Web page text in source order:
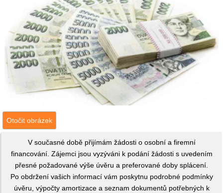
Otočit obrázek
V současné době přijímám žádosti o osobní a firemní
financování. Zájemci jsou vyzýváni k podání žádosti s uvedením
přesné požadované výše úvěru a preferované doby splácení.
Po obdržení vašich informací vám poskytnu podrobné podmínky
úvěru, výpočty amortizace a seznam dokumentů potřebných k